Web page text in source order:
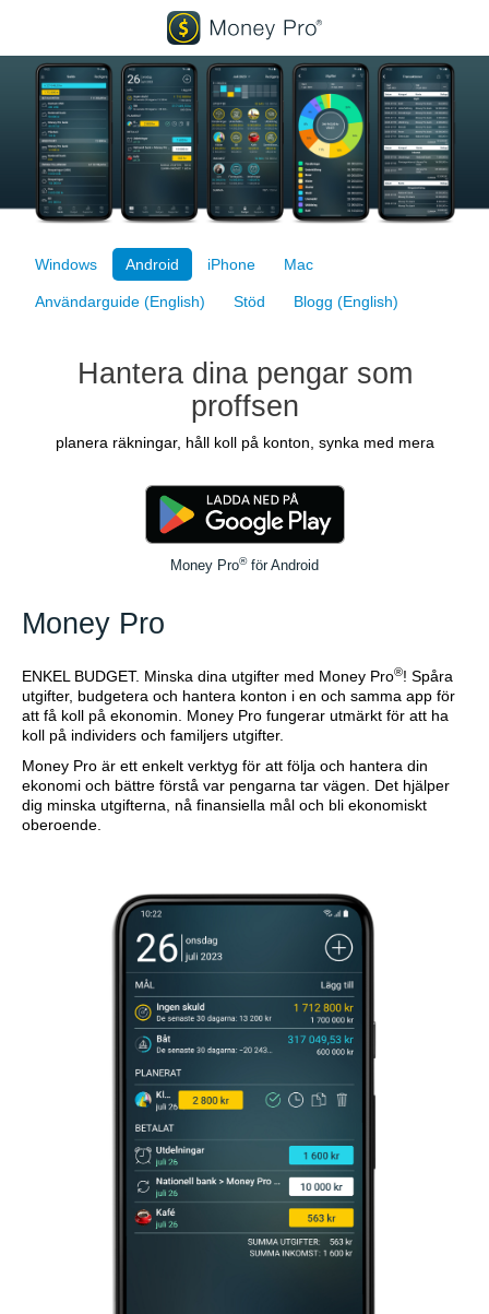
Windows Android iPhone Mac
Användarguide (English) Stöd Blogg (English)
Hantera dina pengar som
proffsen
planera räkningar, håll koll på konton, synka med mera
Money Pro®för Android
Money Pro
ENKEL BUDGET. Minska dina utgifter med Money Pro®! Spåra
utgifter, budgetera och hantera konton i en och samma app för
att få koll på ekonomin. Money Pro fungerar utmärkt för att ha
koll på individers och familjers utgifter.
Money Pro är ett enkelt verktyg för att följa och hantera din
ekonomi och bättre förstå var pengarna tar vägen. Det hjälper
dig minska utgifterna, nå finansiella mål och bli ekonomiskt
oberoende.